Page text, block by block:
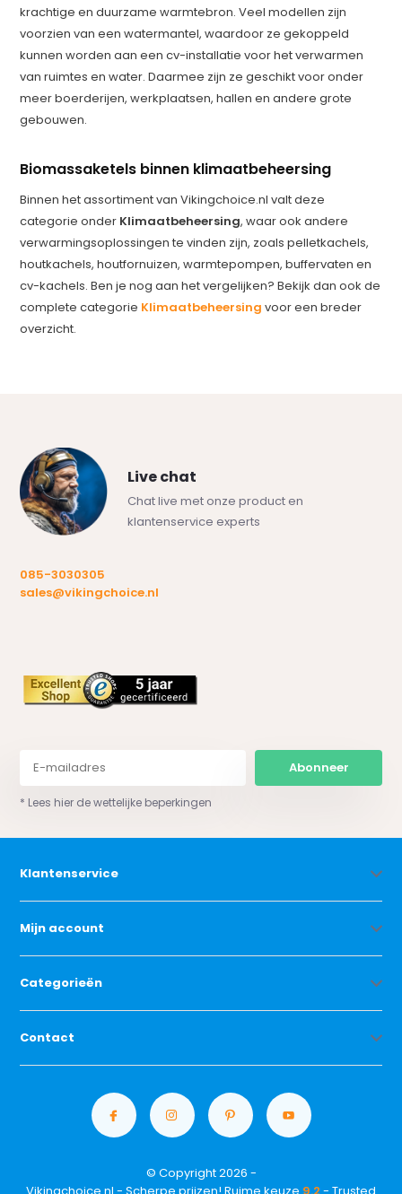
krachtige en duurzame warmtebron. Veel modellen zijn
voorzien van een watermantel, waardoor ze gekoppeld
kunnen worden aan een cv-installatie voor het verwarmen
van ruimtes en water. Daarmee zijn ze geschikt voor onder
meer boerderijen, werkplaatsen, hallen en andere grote
gebouwen.
Biomassaketels binnen klimaatbeheersing
Binnen het assortiment van Vikingchoice.nl valt deze
categorie onder Klimaatbeheersing, waar ook andere
verwarmingsoplossingen te vinden zijn, zoals pelletkachels,
houtkachels, houtfornuizen, warmtepompen, buffervaten en
cv-kachels. Ben je nog aan het vergelijken? Bekijk dan ook de
complete categorie Klimaatbeheersing voor een breder
overzicht.
Live chat
Chat live met onze product en
klantenservice experts
085-3030305
sales@vikingchoice.nl
Abonneer
* Lees hier de wettelijke beperkingen
Klantenservice
Mijn account
Categorieën
Contact
© Copyright 2026 -